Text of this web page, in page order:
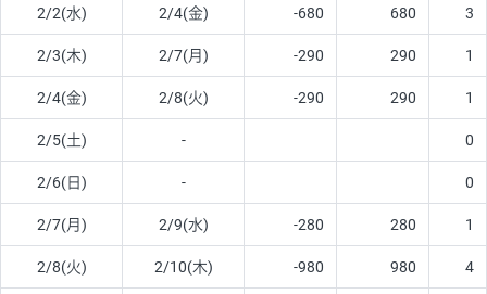
2/2(水) 2/4(金) -680 680 3
2/3(木) 2/7(月) -290 290 1
2/4(金) 2/8(火) -290 290 1
2/5(土) - 0
2/6(日) - 0
2/7(月) 2/9(水) -280 280 1
2/8(火) 2/10(木) -980 980 4